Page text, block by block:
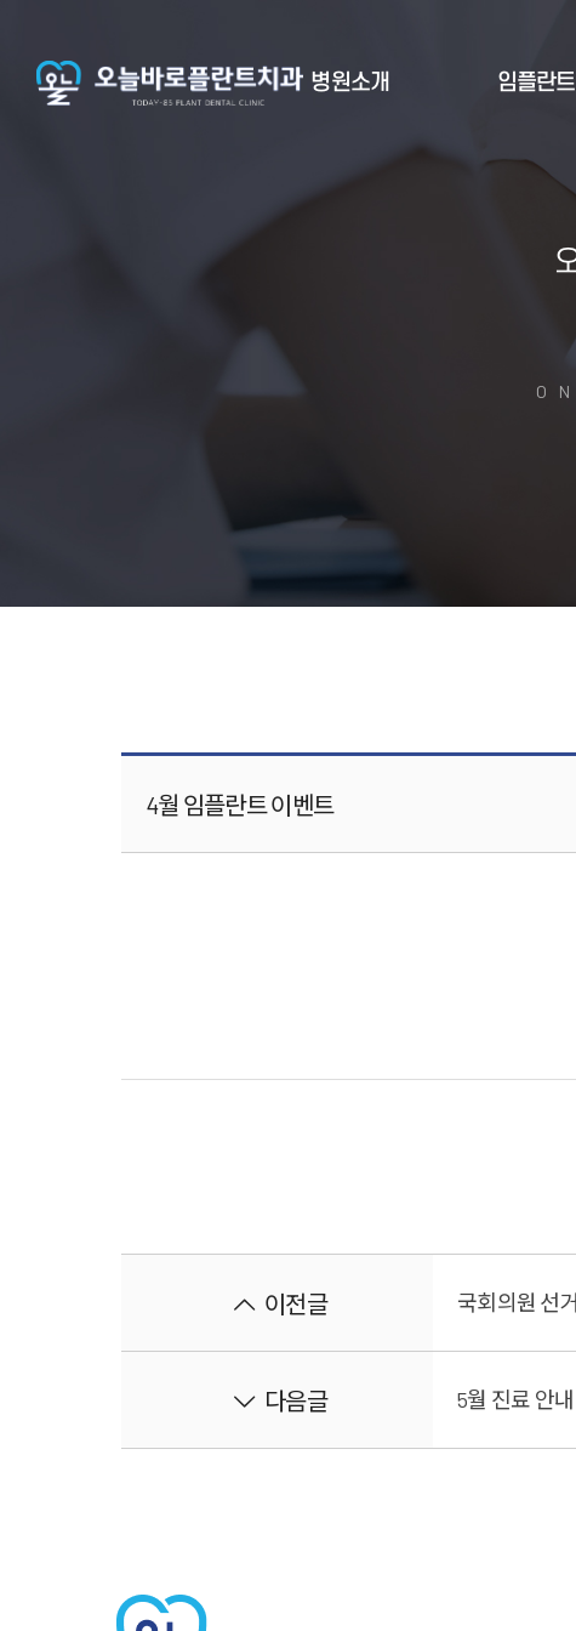
병원소개 임플란트
4월 임플란트 이벤트
이전글 국회의원 선
다음글 5월 진료 안내